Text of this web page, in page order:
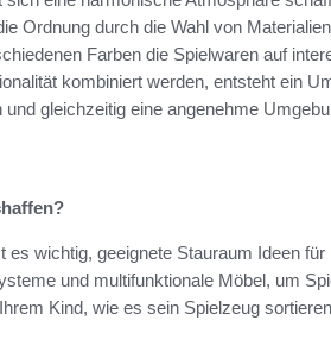
Ordnung durch die Wahl von
Farben die Spielwaren auf
kombiniert werden, entsteht ein
gleichzeitig eine angenehme
wichtig, geeignete Stauraum Ideen
und multifunktionale Möbel, um
Kind, wie es sein Spielzeug